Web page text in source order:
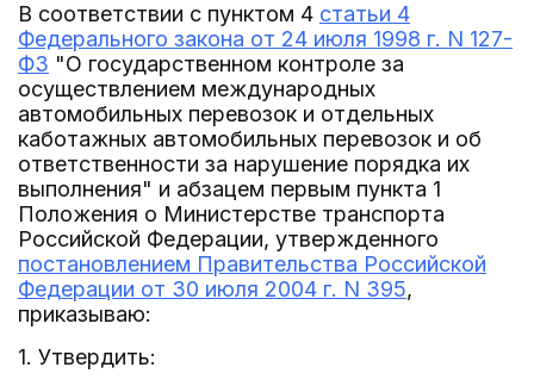
В соответствии с пунктом 4 статьи 4
Федерального закона от 24 июля 1998 г. N 127-
ФЗ "О государственном контроле за
осуществлением международных
автомобильных перевозок и отдельных
каботажных автомобильных перевозок и об
ответственности за нарушение порядка их
выполнения" и абзацем первым пункта 1
Положения о Министерстве транспорта
Российской Федерации, утвержденного
постановлением Правительства Российской
Федерации от 30 июля 2004 г. N 395,
приказываю:
1. Утвердить: